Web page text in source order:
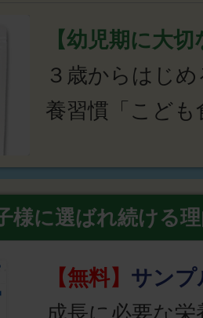
【幼児期に大
３歳からはじ
養習慣「こども
様に選ばれ続ける
【無料】 サンプ